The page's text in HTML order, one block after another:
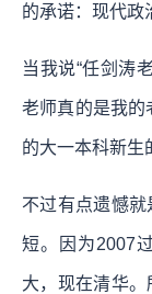
的承诺：现代政
当我说“任剑涛
老师真的是我
的大一本科新生
不过有点遗憾
短。因为2007
大，现在清华